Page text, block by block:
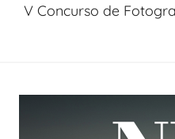
V Concurso de